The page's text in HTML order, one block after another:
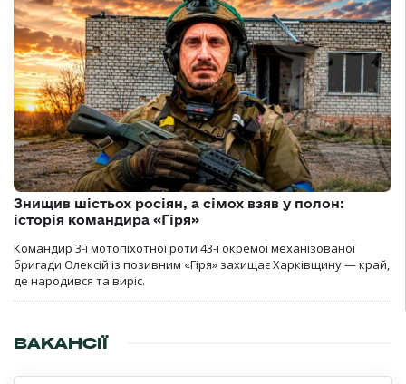
Знищив шістьох росіян, а сімох взяв у полон:
історія командира «Гіря»
Командир 3-ї мотопіхотної роти 43-ї окремої механізованої
бригади Олексій із позивним «Гіря» захищає Харківщину — край,
де народився та виріс.
ВАКАНСІЇ